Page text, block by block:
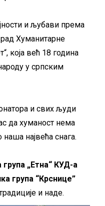
и љубави према
Хуманитарне
која већ 18 година
у српским
и свих људи
да хуманост нема
највећа снага.
група „Етна“ КУД-а
група “Крснице”
и наде.